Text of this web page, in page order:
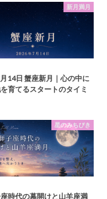
新月満月
14日 蟹座新月｜心の中に
育てるスタートのタイミ
星のみちびき
時代の幕開けと山羊座満